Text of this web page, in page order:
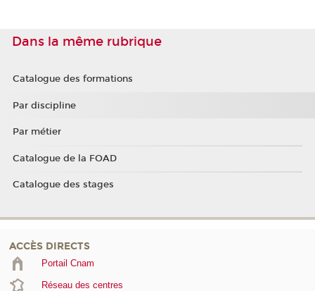
Dans la même rubrique
Catalogue des formations
Par discipline
Par métier
Catalogue de la FOAD
Catalogue des stages
ACCÈS DIRECTS
Portail Cnam
Réseau des centres